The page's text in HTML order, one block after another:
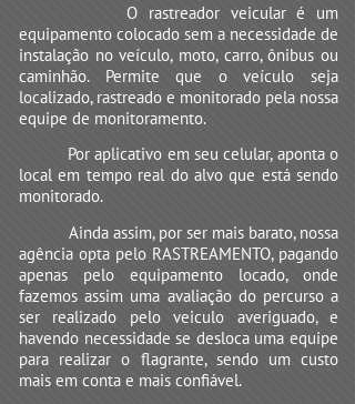
O rastreador veicular é um
equipamento colocado sem a necessidade de
instalação no veículo, moto, carro, ônibus ou
caminhão. Permite que o veículo seja
localizado, rastreado e monitorado pela nossa
equipe de monitoramento.
Por aplicativo em seu celular, aponta o
local em tempo real do alvo que está sendo
monitorado.
Ainda assim, por ser mais barato, nossa
agência opta pelo RASTREAMENTO, pagando
apenas pelo equipamento locado, onde
fazemos assim uma avaliação do percurso a
ser realizado pelo veiculo averiguado, e
havendo necessidade se desloca uma equipe
para realizar o flagrante, sendo um custo
mais em conta e mais confiável.